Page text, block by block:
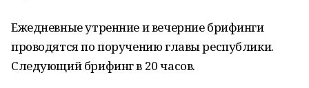
Ежедневные утренние и вечерние брифинги
проводятся по поручению главы республики.
Следующий брифинг в 20 часов.